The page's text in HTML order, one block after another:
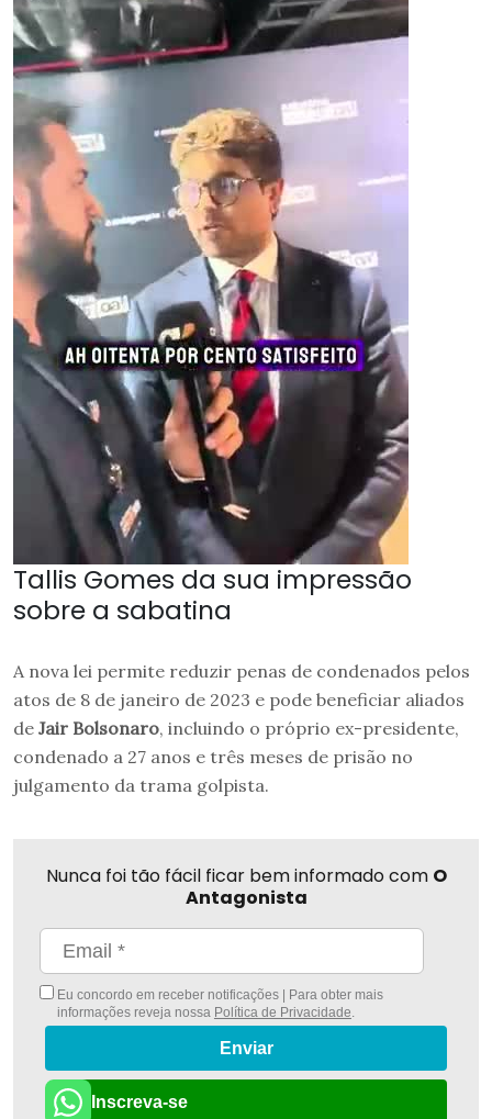
Tallis Gomes da sua impressão
sobre a sabatina
A nova lei permite reduzir penas de condenados pelos
atos de 8 de janeiro de 2023 e pode beneficiar aliados
de Jair Bolsonaro, incluindo o próprio ex-presidente,
condenado a 27 anos e três meses de prisão no
julgamento da trama golpista.
Nunca foi tão fácil ficar bem informado com O
Antagonista
Eu concordo em receber notificações | Para obter mais
informações reveja nossa Política de Privacidade.
Enviar
Inscreva-se